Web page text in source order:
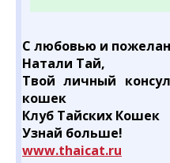
С любовью и
Натали Тай,
Твой личный
кошек
Клуб Тайских Кошек
Узнай больше!
www.thaicat.ru